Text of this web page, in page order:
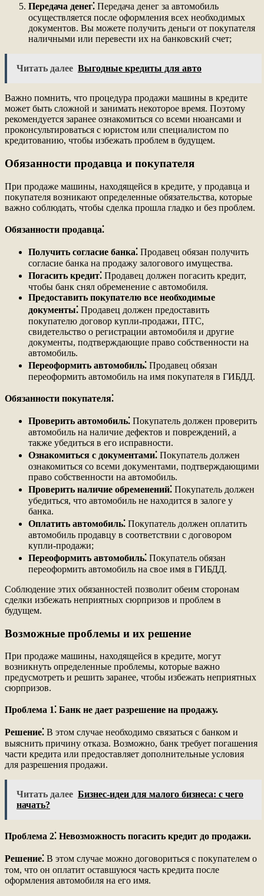
Передача денег⁚ Передача денег за автомобиль
осуществляется после оформления всех необходимых
документов. Вы можете получить деньги от покупателя
наличными или перевести их на банковский счет;
Читать далее Выгодные кредиты для авто
Важно помнить, что процедура продажи машины в кредите
может быть сложной и занимать некоторое время. Поэтому
рекомендуется заранее ознакомиться со всеми нюансами и
проконсультироваться с юристом или специалистом по
кредитованию, чтобы избежать проблем в будущем.
Обязанности продавца и покупателя
При продаже машины, находящейся в кредите, у продавца и
покупателя возникают определенные обязательства, которые
важно соблюдать, чтобы сделка прошла гладко и без проблем.
Обязанности продавца⁚
Получить согласие банка⁚ Продавец обязан получить
согласие банка на продажу залогового имущества.
Погасить кредит⁚ Продавец должен погасить кредит,
чтобы банк снял обременение с автомобиля.
Предоставить покупателю все необходимые
документы⁚ Продавец должен предоставить
покупателю договор купли-продажи, ПТС,
свидетельство о регистрации автомобиля и другие
документы, подтверждающие право собственности на
автомобиль.
Переоформить автомобиль⁚ Продавец обязан
переоформить автомобиль на имя покупателя в ГИБДД.
Обязанности покупателя⁚
Проверить автомобиль⁚ Покупатель должен проверить
автомобиль на наличие дефектов и повреждений, а
также убедиться в его исправности.
Ознакомиться с документами⁚ Покупатель должен
ознакомиться со всеми документами, подтверждающими
право собственности на автомобиль.
Проверить наличие обременений⁚ Покупатель должен
убедиться, что автомобиль не находится в залоге у
банка.
Оплатить автомобиль⁚ Покупатель должен оплатить
автомобиль продавцу в соответствии с договором
купли-продажи;
Переоформить автомобиль⁚ Покупатель обязан
переоформить автомобиль на свое имя в ГИБДД.
Соблюдение этих обязанностей позволит обеим сторонам
сделки избежать неприятных сюрпризов и проблем в
будущем.
Возможные проблемы и их решение
При продаже машины, находящейся в кредите, могут
возникнуть определенные проблемы, которые важно
предусмотреть и решить заранее, чтобы избежать неприятных
сюрпризов.
Проблема 1⁚ Банк не дает разрешение на продажу.
Решение⁚ В этом случае необходимо связаться с банком и
выяснить причину отказа. Возможно, банк требует погашения
части кредита или предоставляет дополнительные условия
для разрешения продажи.
Читать далее Бизнес-идеи для малого бизнеса: с чего
начать?
Проблема 2⁚ Невозможность погасить кредит до продажи.
Решение⁚ В этом случае можно договориться с покупателем о
том, что он оплатит оставшуюся часть кредита после
оформления автомобиля на его имя.